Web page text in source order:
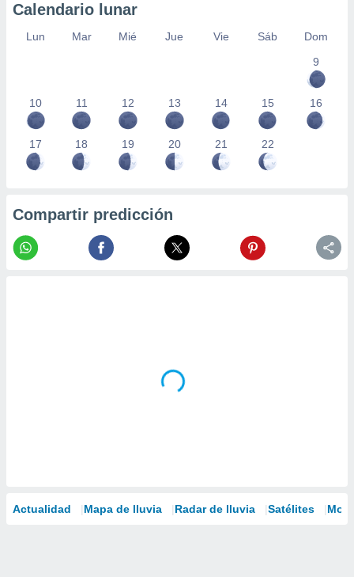
Calendario lunar
Lun Mar Mié Jue Vie Sáb
Dom
9
10 11 12 13 14 15 16
17 18 19 20 21 22
Compartir predicción
Actualidad Mapa de lluvia Radar de lluvia Satélites